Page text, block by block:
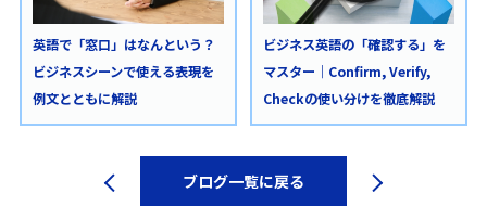
英語で「窓口」はなんという？
ビジネスシーンで使える表現を
例文とともに解説
ビジネス英語の「確認する」を
マスター｜Confirm, Verify,
Checkの使い分けを徹底解説
ブログ一覧に戻る